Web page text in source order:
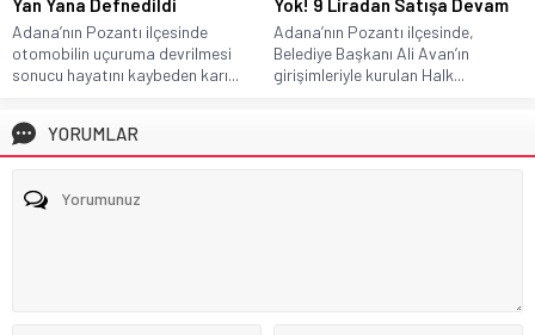
Yan Yana Defnedildi
Adana’nın Pozantı ilçesinde
otomobilin uçuruma devrilmesi
sonucu hayatını kaybeden karı...
Yok! 9 Liradan Satışa Devam
Adana’nın Pozantı ilçesinde,
Belediye Başkanı Ali Avan’ın
girişimleriyle kurulan Halk...
YORUMLAR